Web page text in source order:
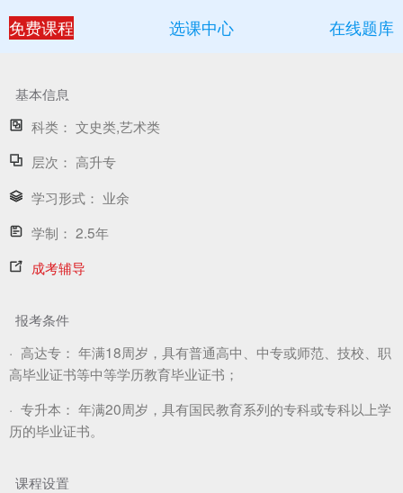
免费课程
选课中心 在线题库
基本信息
科类： 文史类,艺术类
层次： 高升专
学习形式： 业余
学制： 2.5年
成考辅导
报考条件
· 高达专： 年满18周岁，具有普通高中、中专或师范、技校、职
高毕业证书等中等学历教育毕业证书；
· 专升本： 年满20周岁，具有国民教育系列的专科或专科以上学
历的毕业证书。
课程设置